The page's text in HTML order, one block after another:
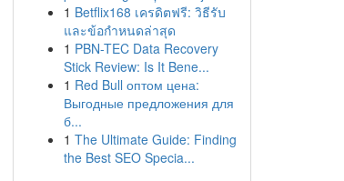
1 Betflix168 เครดิตฟรี: วิธีรับ
และข้อกำหนดล่าสุด
1 PBN-TEC Data Recovery
Stick Review: Is It Bene...
1 Red Bull оптом цена:
Выгодные предложения для
б...
1 The Ultimate Guide: Finding
the Best SEO Specia...